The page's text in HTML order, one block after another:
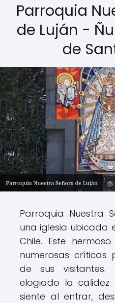
Parroquia
de Luján -
de
Parroquia Nuestra
una iglesia ubicada
Chile. Este
numerosas críticas
de sus visitantes.
elogiado la
siente al entrar,